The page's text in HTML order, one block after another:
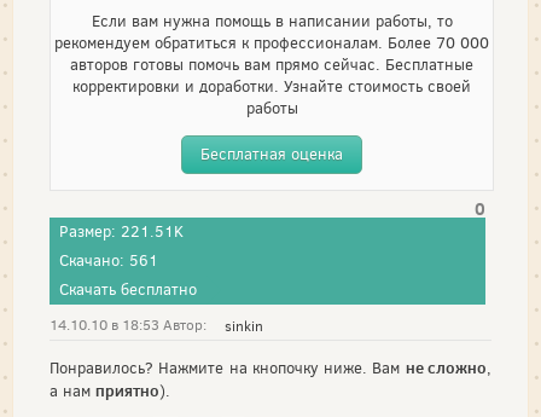
Если вам нужна помощь в написании работы, то
рекомендуем обратиться к профессионалам. Более 70 000
авторов готовы помочь вам прямо сейчас. Бесплатные
корректировки и доработки. Узнайте стоимость своей
работы
Бесплатная оценка
0
Размер: 221.51K
Скачано: 561
Скачать бесплатно
14.10.10 в 18:53 Автор: sinkin
Понравилось? Нажмите на кнопочку ниже. Вам не сложно,
а нам приятно).